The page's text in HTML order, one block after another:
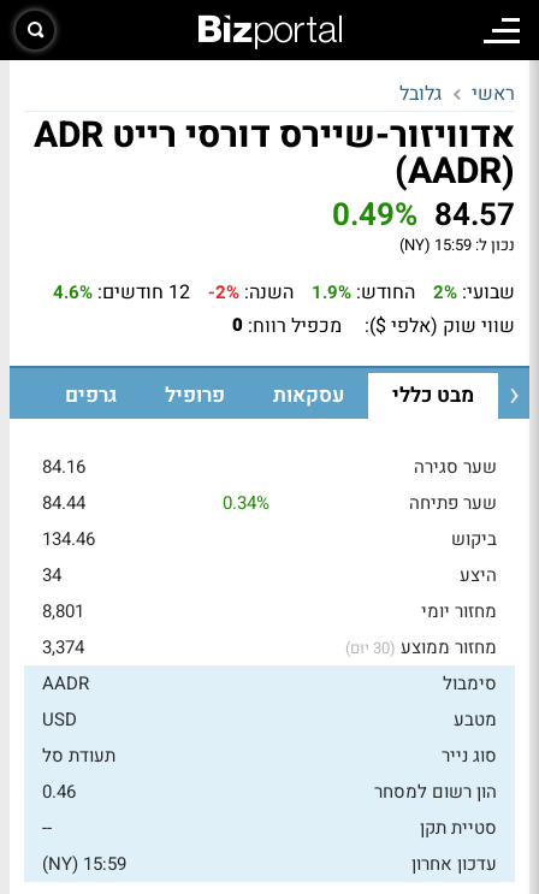
ראשי גלובל
אדוויזור-שיירס דורסי רייט ADR
(AADR)
84.57
0.49%
נכון ל: 15:59 (NY)
שבועי: 2% החודש: 1.9% השנה: -2% 12 חודשים: 4.6%
שווי שוק (אלפי $): מכפיל רווח: 0
מבט כללי עסקאות פרופיל גרפים
שער סגירה
84.16
שער פתיחה
0.34%
84.44
ביקוש
134.46
היצע
34
מחזור יומי
8,801
מחזור ממוצע (30 יום)
3,374
סימבול
AADR
מטבע
USD
סוג נייר
תעודת סל
הון רשום למסחר
0.46
סטיית תקן
--
עדכון אחרון
15:59 (NY)